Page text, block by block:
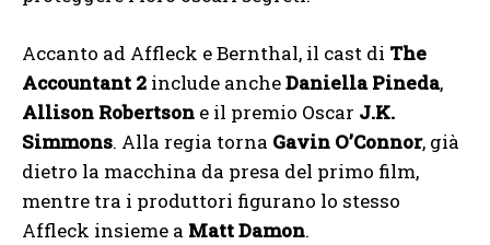
Accanto ad Affleck e Bernthal, il cast di The
Accountant 2 include ancheDaniella Pineda,
Allison Robertson e il premio Oscar J.K.
Simmons. Alla regia torna Gavin O’Connor, già
dietro la macchina da presa del primo film,
mentre tra i produttori figurano lo stesso
Affleck insieme a Matt Damon.